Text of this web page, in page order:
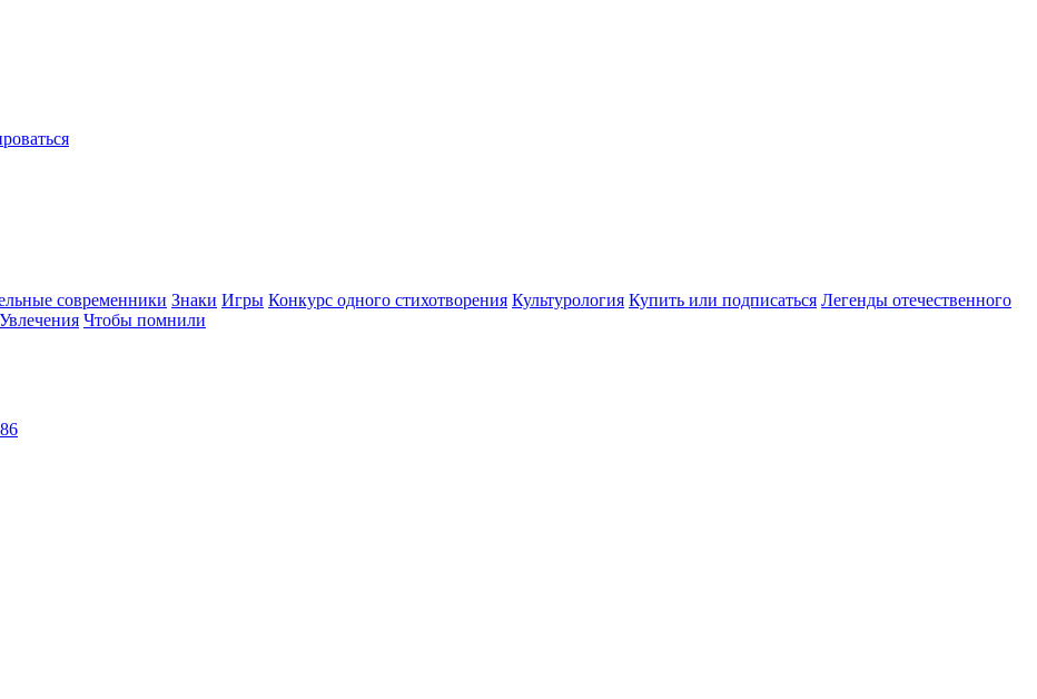
современники Знаки Игры Конкурс одного стихотворения Культурология Купить или подписаться Легенды отечественного
Увлечения Чтобы помнили